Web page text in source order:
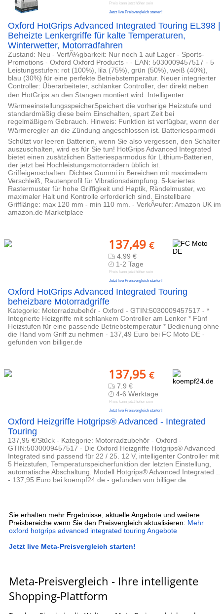
Preis kann jetzt höher sein
Jetzt live Preisvergleich starten!
Oxford HotGrips Advanced Integrated Touring EL398 |
Beheizte Lenkergriffe für kalte Temperaturen,
Winterwetter, Motorradfahren
Zustand: Neu - VerfÃ¼gbarkeit: Nur noch 1 auf Lager - Sports-
Promotions - Oxford Oxford Products - - EAN: 5030009457517 - 5
Leistungsstufen: rot (100%), lila (75%), grün (50%), weiß (40%),
blau (30%) für eine perfekte Betriebstemperatur. Neuer integrierter
Controller: Überarbeiteter, schlanker Controller, der direkt neben
den HotGrips an den Stangen montiert wird. Intelligenter
WärmeeinstellungsspeicherSpeichert die vorherige Heizstufe und
standardmäßig diese beim Einschalten, spart Zeit bei
regelmäßigem Gebrauch. Hinweis: Funktion ist verfügbar, wenn der
Wärmeregler an die Zündung angeschlossen ist. Batteriesparmodi
Schützt vor leeren Batterien, wenn Sie also vergessen, den Schalter
auszuschalten, wird es für Sie tun! HotGrips Advanced Integrated
bietet einen zusätzlichen Batteriesparmodus für Lithium-Batterien,
der jetzt bei Hochleistungsmotorrädern üblich ist.
Griffeigenschaften: Dichtes Gummi in Bereichen mit maximalem
Verschleiß, Rautenprofil für Vibrationsdämpfung. 5-kariertes
Rastermuster für hohe Griffigkeit und Haptik, Rändelmuster, wo
maximaler Halt und Kontrolle erforderlich sind. Einstellbare
Grifflänge: max 120 mm - min 110 mm. - VerkÃ¤ufer: Amazon UK im
amazon.de Marketplace
137,49 €
4.99 €
1-2 Tage
Preis kann jetzt höher sein
Jetzt live Preisvergleich starten!
Oxford HotGrips Advanced Integrated Touring
beheizbare Motorradgriffe
Kategorie: Motorradzubehör - Oxford - GTIN:5030009457517 - *
Integrierte Heizgriffe mit schlankem Controller am Lenker * Fünf
Heizstufen für eine passende Betriebstemperatur * Bedienung ohne
die Hand vom Griff zu nehmen - 137,49 Euro bei FC Moto DE -
gefunden von billiger.de
137,95 €
7.9 €
4-6 Werktage
Preis kann jetzt höher sein
Jetzt live Preisvergleich starten!
Oxford Heizgriffe Hotgrips® Advanced - Integrated
Touring
137,95 €/Stück - Kategorie: Motorradzubehör - Oxford -
GTIN:5030009457517 - Die Oxford Heizgriffe Hotgrips® Advanced
Integrated sind passend für 22 / 25. 12 V, intelligenter Controller mit
5 Heizstufen, Temperaturspeicherfunktion der letzten Einstellung,
automatische Abschaltung. Modell Hotgrips® Advanced Integrated ..
- 137,95 Euro bei koempf24.de - gefunden von billiger.de
Sie erhalten mehr Ergebnisse, aktuelle Angebote und weitere
Preisbereiche wenn Sie den Preisvergleich aktualisieren: Mehr
oxford hotgrips advanced integrated touring Angebote
Jetzt live Meta-Preisvergleich starten!
Meta-Preisvergleich - Ihre intelligente
Shopping-Plattform